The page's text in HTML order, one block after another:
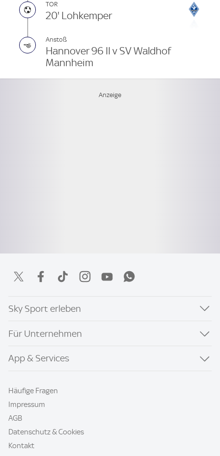
TOR
20' Lohkemper
Anstoß
Hannover 96 II v SV Waldhof
Mannheim
Sky Sport erleben
Für Unternehmen
App & Services
Häufige Fragen
Impressum
AGB
Datenschutz & Cookies
Kontakt